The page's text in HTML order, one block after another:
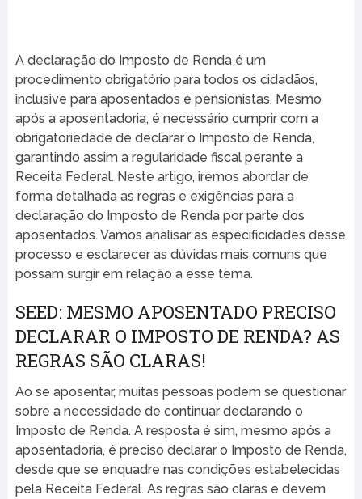
A declaração do Imposto de Renda é um
procedimento obrigatório para todos os cidadãos,
inclusive para aposentados e pensionistas. Mesmo
após a aposentadoria, é necessário cumprir com a
obrigatoriedade de declarar o Imposto de Renda,
garantindo assim a regularidade fiscal perante a
Receita Federal. Neste artigo, iremos abordar de
forma detalhada as regras e exigências para a
declaração do Imposto de Renda por parte dos
aposentados. Vamos analisar as especificidades desse
processo e esclarecer as dúvidas mais comuns que
possam surgir em relação a esse tema.
SEED: MESMO APOSENTADO PRECISO
DECLARAR O IMPOSTO DE RENDA? AS
REGRAS SÃO CLARAS!
Ao se aposentar, muitas pessoas podem se questionar
sobre a necessidade de continuar declarando o
Imposto de Renda. A resposta é sim, mesmo após a
aposentadoria, é preciso declarar o Imposto de Renda,
desde que se enquadre nas condições estabelecidas
pela Receita Federal. As regras são claras e devem